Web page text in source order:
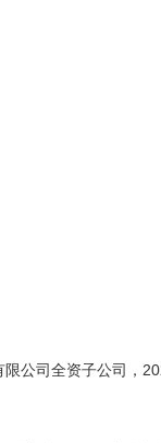
公司全资子公司，